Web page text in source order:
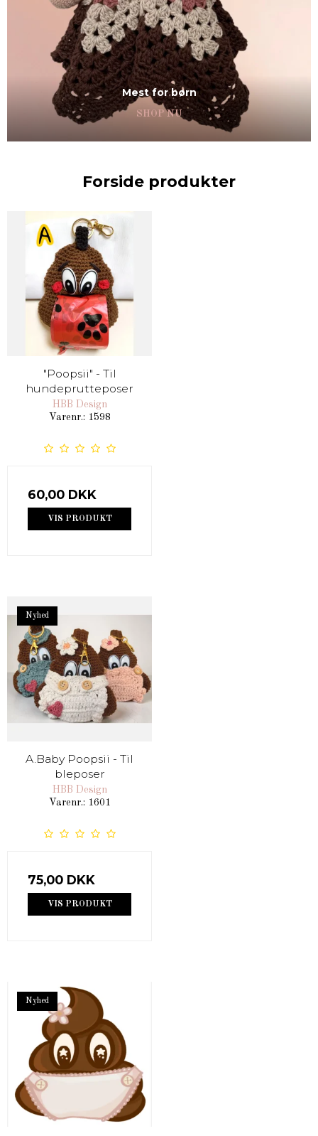
Mest for børn
SHOP NU
Forside produkter
"Poopsii" - Til
hundeprutteposer
HBB Design
Varenr.: 1598
60,00 DKK
VIS PRODUKT
Nyhed
A.Baby Poopsii - Til
bleposer
HBB Design
Varenr.: 1601
75,00 DKK
VIS PRODUKT
Nyhed